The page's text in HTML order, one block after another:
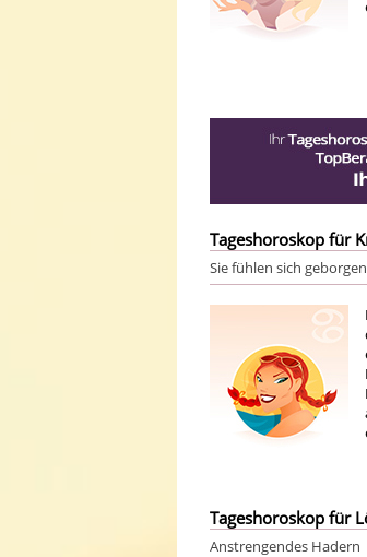
Tageshoroskop für
Sie fühlen sich geborgen
Tageshoroskop für
Anstrengendes Hadern